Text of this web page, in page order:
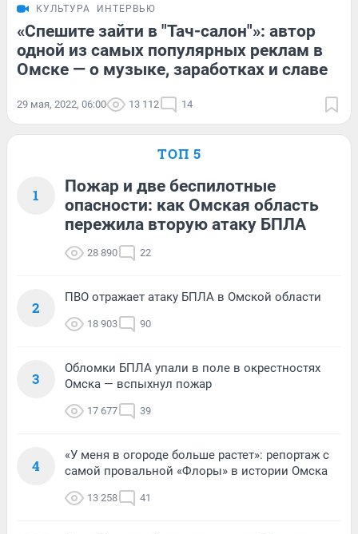
КУЛЬТУРА ИНТЕРВЬЮ
«Спешите зайти в "Тач-салон"»: автор
одной из самых популярных реклам в
Омске — о музыке, заработках и славе
29 мая, 2022, 06:00 13 112 14
ТОП 5
1
Пожар и две беспилотные
опасности: как Омская область
пережила вторую атаку БПЛА
28 890 22
2
ПВО отражает атаку БПЛА в Омской области
18 903 90
3
Обломки БПЛА упали в поле в окрестностях
Омска — вспыхнул пожар
17 677 39
4
«У меня в огороде больше растет»: репортаж с
самой провальной «Флоры» в истории Омска
13 258 41